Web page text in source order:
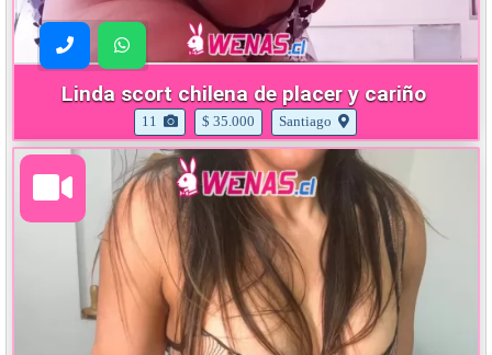
Linda scort chilena de placer y cariño
11 $ 35.000 Santiago